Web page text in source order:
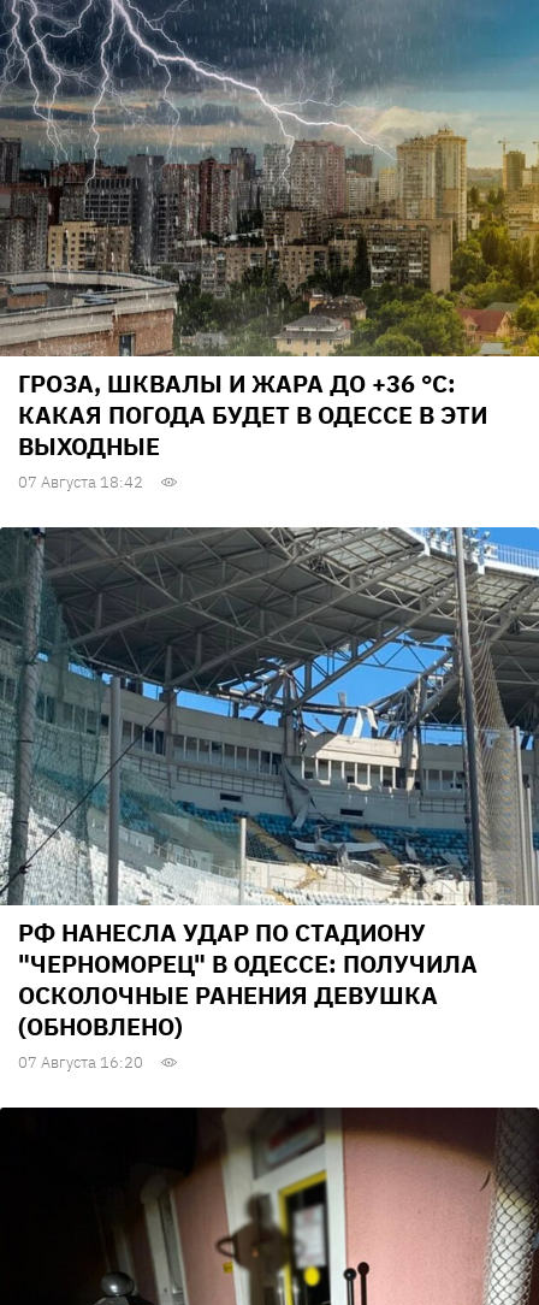
ГРОЗА, ШКВАЛЫ И ЖАРА ДО +36 °С:
КАКАЯ ПОГОДА БУДЕТ В ОДЕССЕ В ЭТИ
ВЫХОДНЫЕ
07 Августа 18:42
РФ НАНЕСЛА УДАР ПО СТАДИОНУ
"ЧЕРНОМОРЕЦ" В ОДЕССЕ: ПОЛУЧИЛА
ОСКОЛОЧНЫЕ РАНЕНИЯ ДЕВУШКА
(ОБНОВЛЕНО)
07 Августа 16:20